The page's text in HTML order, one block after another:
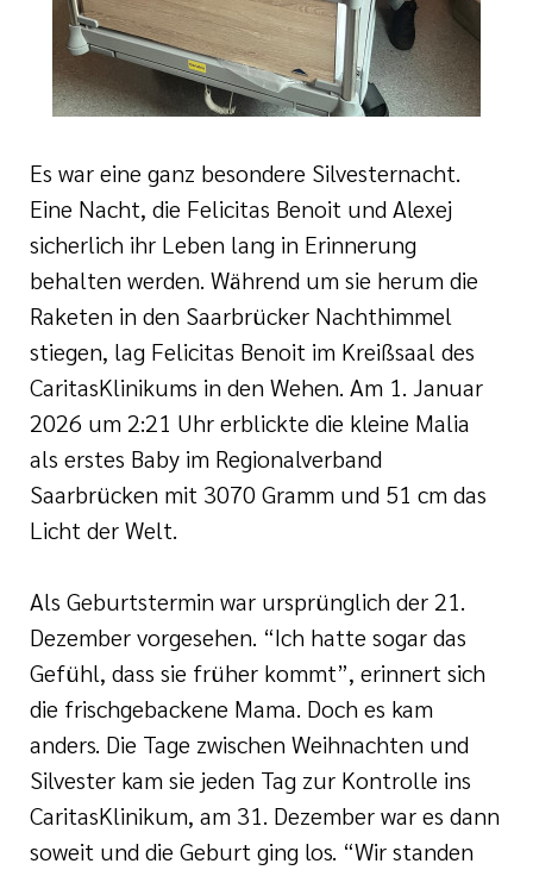
Es war eine ganz besondere Silvesternacht.
Eine Nacht, die Felicitas Benoit und Alexej
sicherlich ihr Leben lang in Erinnerung
behalten werden. Während um sie herum die
Raketen in den Saarbrücker Nachthimmel
stiegen, lag Felicitas Benoit im Kreißsaal des
CaritasKlinikums in den Wehen. Am 1. Januar
2026 um 2:21 Uhr erblickte die kleine Malia
als erstes Baby im Regionalverband
Saarbrücken mit 3070 Gramm und 51 cm das
Licht der Welt.
Als Geburtstermin war ursprünglich der 21.
Dezember vorgesehen. “Ich hatte sogar das
Gefühl, dass sie früher kommt”, erinnert sich
die frischgebackene Mama. Doch es kam
anders. Die Tage zwischen Weihnachten und
Silvester kam sie jeden Tag zur Kontrolle ins
CaritasKlinikum, am 31. Dezember war es dann
soweit und die Geburt ging los. “Wir standen